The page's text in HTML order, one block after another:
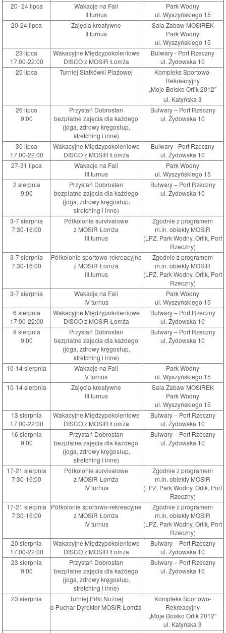
20- 24 lipca
Wakacje na Fali
II turnus
Park Wodny
ul. Wyszyńskiego 15
20-24 lipca
Zajęcia kreatywne
II turnus
Sala Zabaw MOSIREK
Park Wodny
ul. Wyszyńskiego 15
23 lipca
17:00-22:00
Wakacyjne Międzypokoleniowe
DISCO z MOSiR Łomża
Bulwary - Port Rzeczny
ul. Żydowska 10
25 lipca
Turniej Siatkówki Plażowej
Kompleks Sportowo-
Rekreacyjny
„Moje Boisko Orlik 2012”
ul. Katyńska 3
26 lipca
9:00
Przystań Dobrostan
bezpłatne zajęcia dla każdego
(joga, zdrowy kręgosłup,
stretching i inne)
Bulwary – Port Rzeczny
ul. Żydowska 10
30 lipca
17:00-22:00
Wakacyjne Międzypokoleniowe
DISCO z MOSiR Łomża
Bulwary - Port Rzeczny
ul. Żydowska 10
27-31 lipca
Wakacje na Fali
III turnus
Park Wodny
ul. Wyszyńskiego 15
2 sierpnia
9:00
Przystań Dobrostan
bezpłatne zajęcia dla każdego
(joga, zdrowy kręgosłup,
stretching i inne)
Bulwary – Port Rzeczny
ul. Żydowska 10
3-7 sierpnia
7:30-16:00
Półkolonie survivalowe
z MOSiR Łomża
III turnus
Zgodnie z programem
m.in. obiekty MOSiR
(LPZ, Park Wodny, Orlik, Port
Rzeczny)
3-7 sierpnia
7:30-16:00
Półkolonie sportowo-rekreacyjne
z MOSiR Łomża
III turnus
Zgodnie z programem
m.in. obiekty MOSiR
(LPZ, Park Wodny, Orlik, Port
Rzeczny)
3-7 sierpnia
Wakacje na Fali
IV turnus
Park Wodny
ul. Wyszyńskiego 15
6 sierpnia
17:00-22:00
Wakacyjne Międzypokoleniowe
DISCO z MOSiR Łomża
Bulwary – Port Rzeczny
ul. Żydowska 10
9 sierpnia
9:00
Przystań Dobrostan
bezpłatne zajęcia dla każdego
(joga, zdrowy kręgosłup,
stretching i inne)
Bulwary – Port Rzeczny
ul. Żydowska 10
10-14 sierpnia
Wakacje na Fali
V turnus
Park Wodny
ul. Wyszyńskiego 15
10-14 sierpnia
Zajęcia kreatywne
III turnus
Sala Zabaw MOSIREK
Park Wodny
ul. Wyszyńskiego 15
13 sierpnia
17:00-22:00
Wakacyjne Międzypokoleniowe
DISCO z MOSiR Łomża
Bulwary – Port Rzeczny
ul. Żydowska 10
16 sierpnia
9:00
Przystań Dobrostan
bezpłatne zajęcia dla każdego
(joga, zdrowy kręgosłup,
stretching i inne)
Bulwary – Port Rzeczny
ul. Żydowska 10
17-21 sierpnia
7:30-16:00
Półkolonie survivalowe
z MOSiR Łomża
IV turnus
Zgodnie z programem
m.in. obiekty MOSiR
(LPZ, Park Wodny, Orlik, Port
Rzeczny)
17-21 sierpnia
7:30-16:00
Półkolonie sportowo-rekreacyjne
z MOSiR Łomża
IV turnus
Zgodnie z programem
m.in. obiekty MOSiR
(LPZ, Park Wodny, Orlik, Port
Rzeczny)
20 sierpnia
17:00-22:00
Wakacyjne Międzypokoleniowe
DISCO z MOSiR Łomża
Bulwary – Port Rzeczny
ul. Żydowska 10
23 sierpnia
9:00
Przystań Dobrostan
bezpłatne zajęcia dla każdego
(joga, zdrowy kręgosłup,
stretching i inne)
Bulwary – Port Rzeczny
ul. Żydowska 10
23 sierpnia
Turniej Piłki Nożnej
o Puchar Dyrektor MOSiR Łomża
Kompleks Sportowo-
Rekreacyjny
„Moje Boisko Orlik 2012”
ul. Katyńska 3